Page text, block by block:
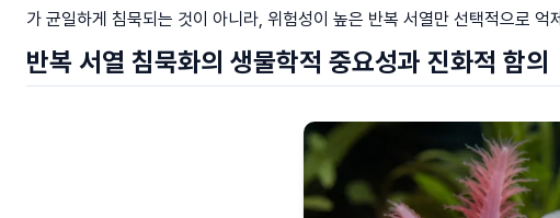
가 균일하게 침묵되는 것이 아니라, 위험성이 높은 반복 서열만 선택적으로 억
반복 서열 침묵화의 생물학적 중요성과 진화적 함의